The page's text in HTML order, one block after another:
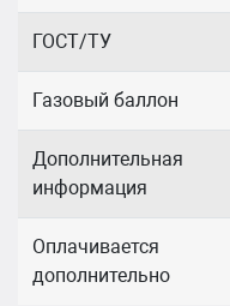
ГОСТ/ТУ
Газовый баллон
Дополнительная
информация
Оплачивается
дополнительно